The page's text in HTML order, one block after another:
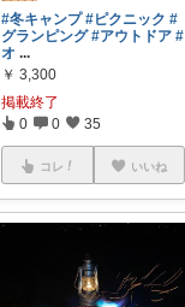
#冬キャンプ #ピクニック #
グランピング #アウトドア #
オ ...
￥ 3,300
掲載終了
0 0 35
コレ いいね